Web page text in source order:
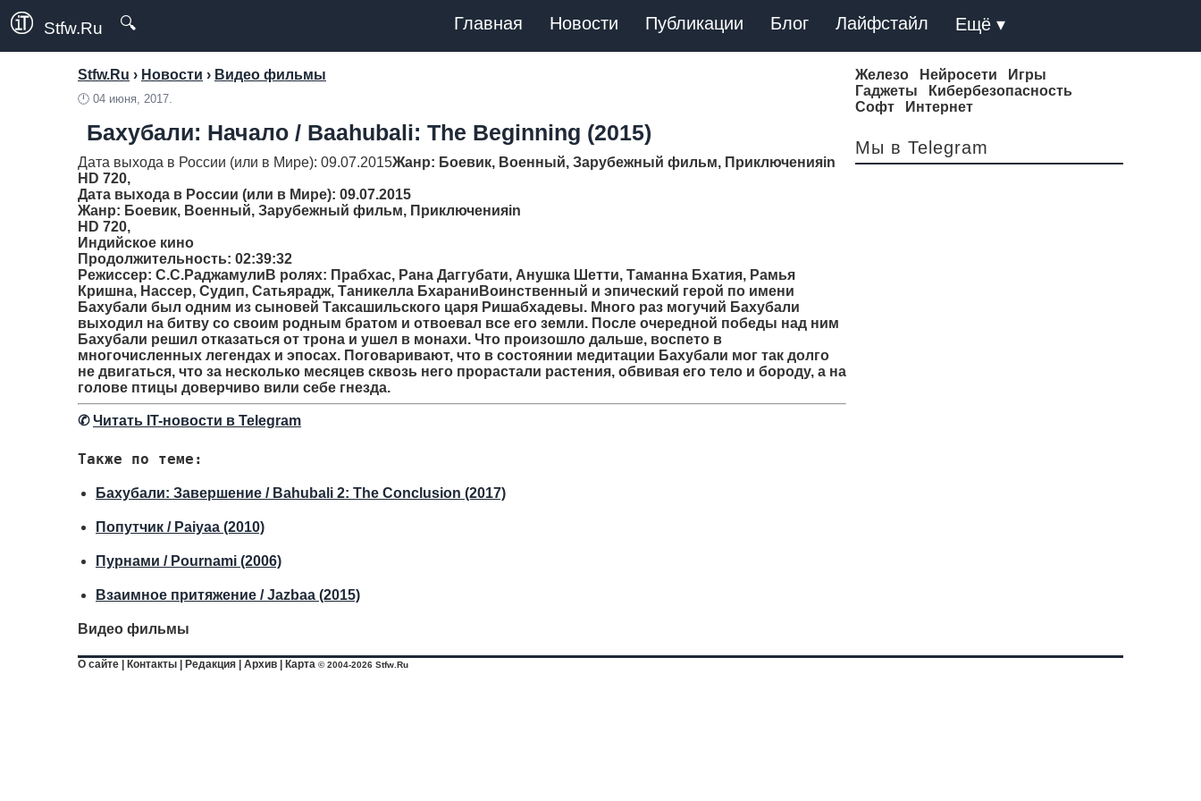
Stfw.Ru 🔍 Главная Новости Публикации Блог Лайфстайл Ещё ▾
Stfw.Ru › Новости › Видео фильмы
🕛 04 июня, 2017.
Бахубали: Начало / Baahubali: The Beginning (2015)
Дата выхода в России (или в Мире): 09.07.2015Жанр: Боевик, Военный, Зарубежный фильм, Приключенияin
HD 720,
Дата выхода в России (или в Мире): 09.07.2015
Жанр: Боевик, Военный, Зарубежный фильм, Приключенияin
HD 720,
Индийское кино
Продолжительность: 02:39:32
Режиссер: С.С.РаджамулиВ ролях: Прабхас, Рана Даггубати, Анушка Шетти, Таманна Бхатия, Рамья
Кришна, Нассер, Судип, Сатьярадж, Таникелла БхараниВоинственный и эпический герой по имени
Бахубали был одним из сыновей Таксашильского царя Ришабхадевы. Много раз могучий Бахубали
выходил на битву со своим родным братом и отвоевал все его земли. После очередной победы над ним
Бахубали решил отказаться от трона и ушел в монахи. Что произошло дальше, воспето в
многочисленных легендах и эпосах. Поговаривают, что в состоянии медитации Бахубали мог так долго
не двигаться, что за несколько месяцев сквозь него прорастали растения, обвивая его тело и бороду, а на
голове птицы доверчиво вили себе гнезда.
✆Читать IT-новости в Telegram
Также по теме:
Бахубали: Завершение / Bahubali 2: The Conclusion (2017)
Попутчик / Paiyaa (2010)
Пурнами / Pournami (2006)
Взаимное притяжение / Jazbaa (2015)
Железо Нейросети
Игры
Гаджеты
Кибербезопасность
Софт
Интернет
Мы в Telegram
Видео фильмы
О сайте Контакты Редакция Архив Карта © 2004-2026 Stfw.Ru